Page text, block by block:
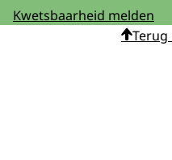
Kwetsbaarheid melden
Terug